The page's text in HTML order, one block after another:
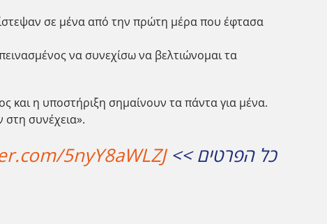
σε μένα από την πρώτη μέρα που έφτασα
να συνεχίσω να βελτιώνομαι τα
και η υποστήριξη σημαίνουν τα πάντα για μένα.
συνέχεια».
כל הפרטים >>5nyY8aWLZJ